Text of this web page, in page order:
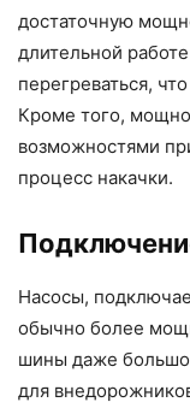
достаточную
длительной
перегреваться,
Кроме того,
возможностями
процесс накачки.
Насосы,
обычно более
шины даже
для